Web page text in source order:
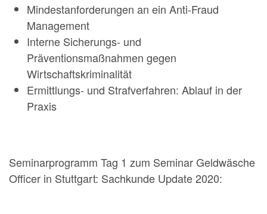
Mindestanforderungen an ein Anti-Fraud
Management
Interne Sicherungs- und
Präventionsmaßnahmen gegen
Wirtschaftskriminalität
Ermittlungs- und Strafverfahren: Ablauf in der
Praxis
Seminarprogramm Tag 1 zum Seminar Geldwäsche
Officer in Stuttgart: Sachkunde Update 2020: